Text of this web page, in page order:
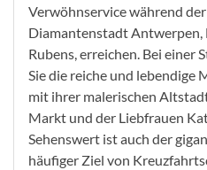
Verwöhnservice während
Diamantenstadt Antwerpen,
Rubens, erreichen. Bei einer
Sie die reiche und lebendige
mit ihrer malerischen
Markt und der Liebfrauen
Sehenswert ist auch der
häufiger Ziel von